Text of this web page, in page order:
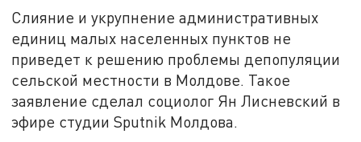
Слияние и укрупнение административных
единиц малых населенных пунктов не
приведет к решению проблемы депопуляции
сельской местности в Молдове. Такое
заявление сделал социолог Ян Лисневский в
эфире студии Sputnik Молдова.